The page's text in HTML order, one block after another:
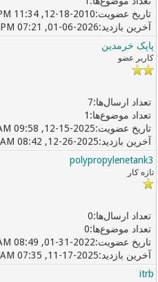
12-18-2010, 11:34 PM
01-06-2026, 07:21 PM
پاپک خرمدین
کاربر عضو
7
1
12-15-2025, 09:58 AM
12-26-2025, 08:42 AM
polypropylenetank3
تازه کار
0
0
01-31-2022, 08:49 AM
11-17-2025, 07:35 AM
itrb